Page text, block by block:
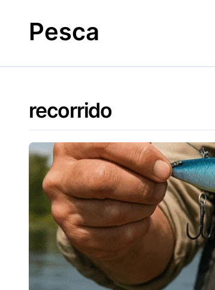
contentPesca
recorrido